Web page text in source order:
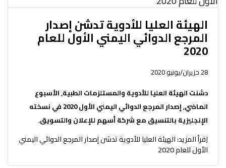
الهيئة العليا للأدوية تدشن إصدار
المرجع الدوائي اليمني الأول للعام
2020
28 حزيران/يونيو 2020
دشنت الهيئة العليا للأدوية والمستلزمات الطبية, الأسبوع
الماضي, إصدار المرجع الدوائي اليمني الأول 2020 في نسخته
الإنجليزية بالتنسيق مع شركة أسهم للإعلان والتسويق.
اِقرأ المزيد: الهيئة العليا للأدوية تدشن إصدار المرجع الدوائي اليمني
الأول للعام 2020